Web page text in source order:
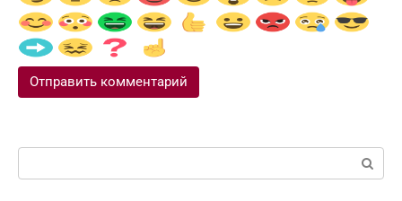
Поиск: